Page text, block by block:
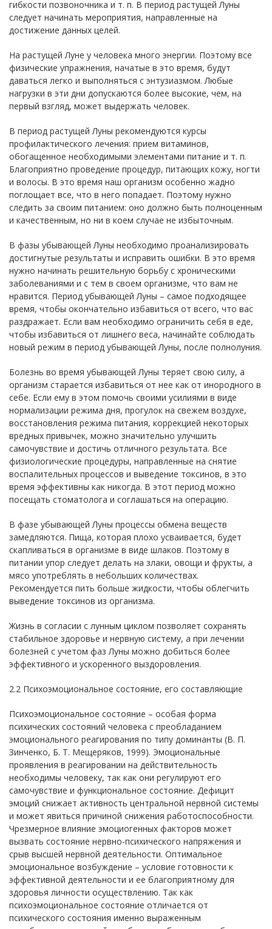
гибкости позвоночника и т. п. В период растущей Луны
следует начинать мероприятия, направленные на
достижение данных целей.
На растущей Луне у человека много энергии. Поэтому все
физические упражнения, начатые в это время, будут
даваться легко и выполняться с энтузиазмом. Любые
нагрузки в эти дни допускаются более высокие, чем, на
первый взгляд, может выдержать человек.
В период растущей Луны рекомендуются курсы
профилактического лечения: прием витаминов,
обогащенное необходимыми элементами питание и т. п.
Благоприятно проведение процедур, питающих кожу, ногти
и волосы. В это время наш организм особенно жадно
поглощает все, что в него попадает. Поэтому нужно
следить за своим питанием: оно должно быть полноценным
и качественным, но ни в коем случае не избыточным.
В фазы убывающей Луны необходимо проанализировать
достигнутые результаты и исправить ошибки. В это время
нужно начинать решительную борьбу с хроническими
заболеваниями и с тем в своем организме, что вам не
нравится. Период убывающей Луны – самое подходящее
время, чтобы окончательно избавиться от всего, что вас
раздражает. Если вам необходимо ограничить себя в еде,
чтобы избавиться от лишнего веса, начинайте соблюдать
новый режим в период убывающей Луны, после полнолуния.
Болезнь во время убывающей Луны теряет свою силу, а
организм старается избавиться от нее как от инородного в
себе. Если ему в этом помочь своими усилиями в виде
нормализации режима дня, прогулок на свежем воздухе,
восстановления режима питания, коррекцией некоторых
вредных привычек, можно значительно улучшить
самочувствие и достичь отличного результата. Все
физиологические процедуры, направленные на снятие
воспалительных процессов и выведение токсинов, в это
время эффективны как никогда. В этот период можно
посещать стоматолога и соглашаться на операцию.
В фазе убывающей Луны процессы обмена веществ
замедляются. Пища, которая плохо усваивается, будет
скапливаться в организме в виде шлаков. Поэтому в
питании упор следует делать на злаки, овощи и фрукты, а
мясо употреблять в небольших количествах.
Рекомендуется пить больше жидкости, чтобы облегчить
выведение токсинов из организма.
Жизнь в согласии с лунным циклом позволяет сохранять
стабильное здоровье и нервную систему, а при лечении
болезней с учетом фаз Луны можно добиться более
эффективного и ускоренного выздоровления.
2.2 Психоэмоциональное состояние, его составляющие
Психоэмоциональное состояние – особая форма
психических состояний человека с преобладанием
эмоционального реагирования по типу доминанты (В. П.
Зинченко, Б. Т. Мещеряков, 1999). Эмоциональные
проявления в реагировании на действительность
необходимы человеку, так как они регулируют его
самочувствие и функциональное состояние. Дефицит
эмоций снижает активность центральной нервной системы
и может явиться причиной снижения работоспособности.
Чрезмерное влияние эмоциогенных факторов может
вызвать состояние нервно-психического напряжения и
срыв высшей нервной деятельности. Оптимальное
эмоциональное возбуждение – условие готовности к
эффективной деятельности и ее благоприятному для
здоровья личности осуществлению. Так как
психоэмоциональное состояние отличается от
психического состояния именно выраженным